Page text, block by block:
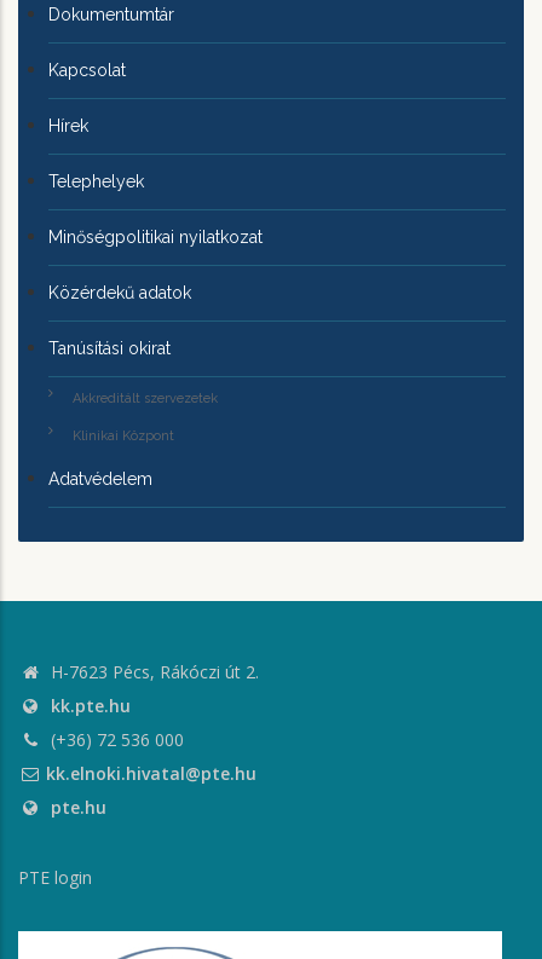
Dokumentumtár
Kapcsolat
Hírek
Telephelyek
Minőségpolitikai nyilatkozat
Közérdekű adatok
Tanúsítási okirat
Akkreditált szervezetek
Klinikai Központ
Adatvédelem
H-7623 Pécs, Rákóczi út 2.
kk.pte.hu
(+36) 72 536 000
kk.elnoki.hivatal@pte.hu
pte.hu
PTE login